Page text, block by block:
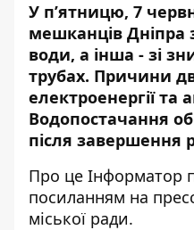
У п’ятницю, 7
мешканців Дніпра
води, а інша - зі
трубах. Причини
електроенергії та
Водопостачання
після завершення
Про це Інформатор
посиланням на
міської ради.